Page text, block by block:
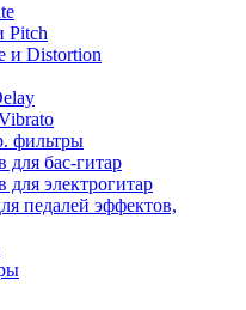
Pitch
и Distortion
фильтры
для бас-гитар
электрогитар
педалей эффектов,